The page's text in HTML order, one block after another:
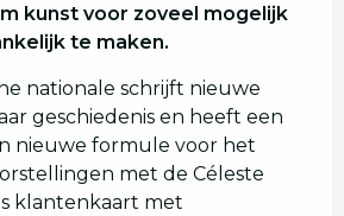
kunst voor zoveel mogelijk
te maken.
nationale schrijft nieuwe
geschiedenis en heeft een
nieuwe formule voor het
met de Céleste
klantenkaart met